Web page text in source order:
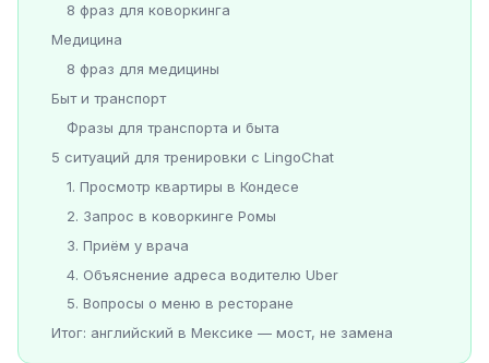
8 фраз для коворкинга
Медицина
8 фраз для медицины
Быт и транспорт
Фразы для транспорта и быта
5 ситуаций для тренировки с LingoChat
1. Просмотр квартиры в Кондесе
2. Запрос в коворкинге Ромы
3. Приём у врача
4. Объяснение адреса водителю Uber
5. Вопросы о меню в ресторане
Итог: английский в Мексике — мост, не замена